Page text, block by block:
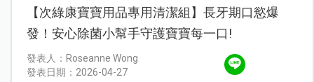
【次綠康寶寶用品專用清潔組】長牙期口慾爆
發！安心除菌小幫手守護寶寶每一口!
發表人：Roseanne Wong
發表日期：2026-04-27